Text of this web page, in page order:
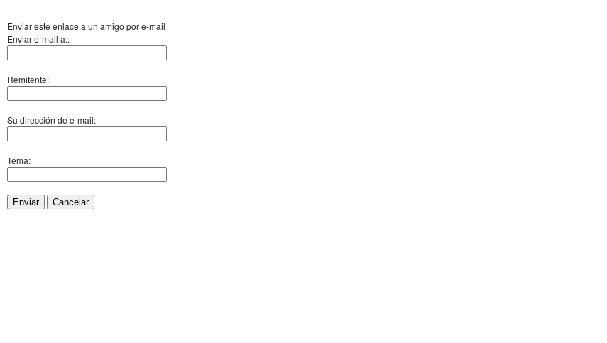
Enviar este enlace a un amigo por e-mail
Enviar e-mail a::
Remitente:
Su dirección de e-mail:
Tema:
Enviar Cancelar